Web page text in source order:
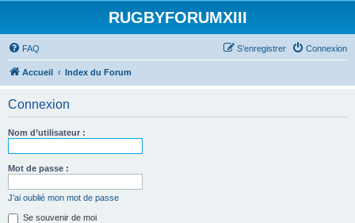
RUGBYFORUMXIII
FAQ Connexion
S’enregistrer
Accueil Index du Forum
Connexion
Nom d’utilisateur :
Mot de passe :
J’ai oublié mon mot de passe
Se souvenir de moi